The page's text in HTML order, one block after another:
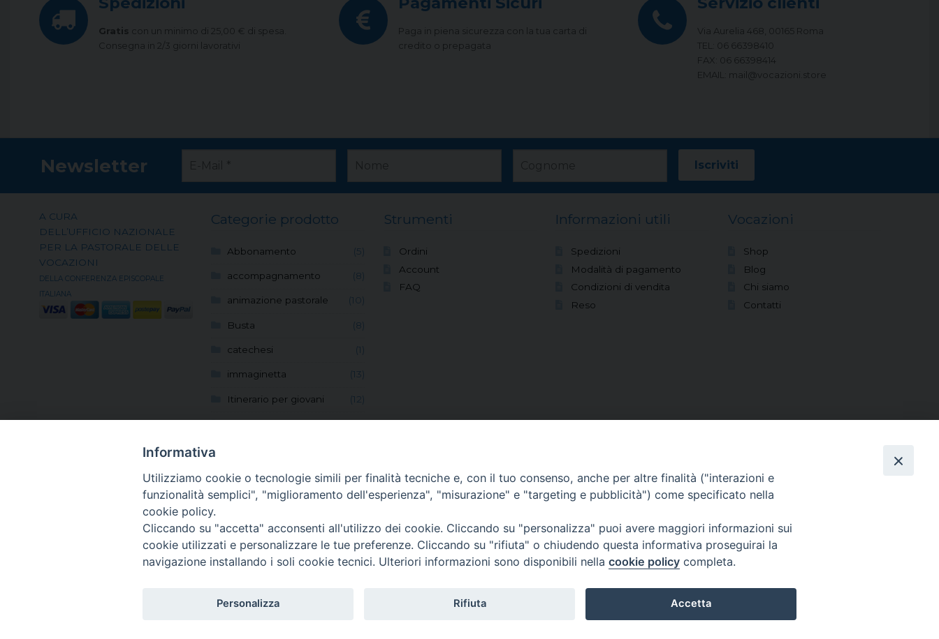
Gratis con un minimo di 25,00 € di spesa.
Consegna in 2/3 giorni lavorativi
Paga in piena sicurezza con la tua carta di
credito o prepagata
Via Aurelia 468, 00165 Roma
TEL: 06 66398410
FAX: 06 66398414
EMAIL: mail@vocazioni.store
Newsletter
A CURA
DELL’UFFICIO NAZIONALE
PER LA PASTORALE DELLE
VOCAZIONI
DELLA CONFERENZA EPISCOPALE
ITALIANA
Categorie prodotto
Abbonamento (5)
accompagnamento (8)
animazione pastorale (10)
Busta (8)
catechesi (1)
immaginetta (13)
Itinerario per giovani (12)
Locandina (6)
Messaggio Papa
Preghiamo per le vocazioni
Rivista
(53)
Sussidi per adolescenti (1)
Strumenti
Ordini
Account
FAQ
Informazioni utili
Spedizioni
Modalità di pagamento
Condizioni di vendita
Reso
Vocazioni
Shop
Blog
Chi siamo
Contatti
Informativa
Utilizziamo cookie o tecnologie simili per finalità tecniche e, con il tuo consenso, anche per altre finalità ("interazioni e
funzionalità semplici", "miglioramento dell'esperienza", "misurazione" e "targeting e pubblicità") come specificato nella
cookie policy.
Cliccando su "accetta" acconsenti all'utilizzo dei cookie. Cliccando su "personalizza" puoi avere maggiori informazioni sui
cookie utilizzati e personalizzare le tue preferenze. Cliccando su "rifiuta" o chiudendo questa informativa proseguirai la
navigazione installando i soli cookie tecnici. Ulteriori informazioni sono disponibili nella cookie policy completa.
Personalizza Rifiuta Accetta